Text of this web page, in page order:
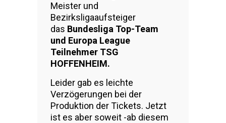
Meister und
Bezirksligaaufsteiger
das Bundesliga Top-Team
und Europa League
Teilnehmer TSG
HOFFENHEIM.
Leider gab es leichte
Verzögerungen bei der
Produktion der Tickets. Jetzt
ist es aber soweit -ab diesem